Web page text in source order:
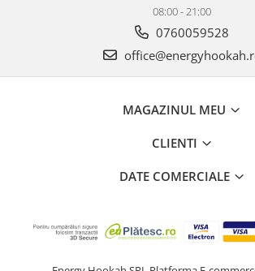
08:00 - 21:00
0760059528
MAGAZINUL MEU
CLIENTI
DATE COMERCIALE